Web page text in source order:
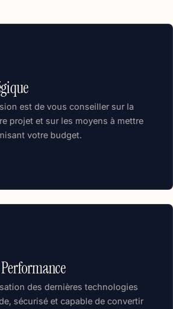
est de vous conseiller sur la
projet et sur les moyens à mettre
votre budget.
des dernières technologies
sécurisé et capable de convertir